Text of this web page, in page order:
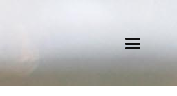
Toggle